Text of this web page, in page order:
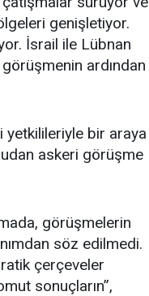
genişletiyor.
İsrail ile Lübnan
ardından
yetkilileriyle bir araya
askeri görüşme
görüşmelerin
söz edilmedi.
çerçeveler
sonuçların”,